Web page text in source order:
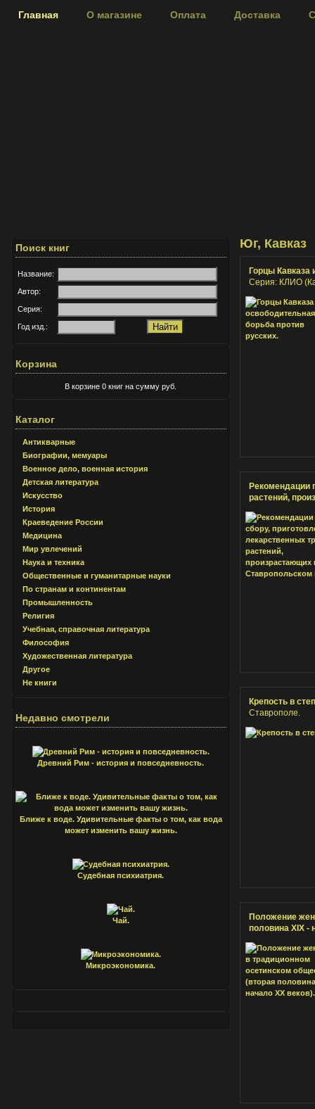
Главная О магазине Оплата Доставка
Поиск книг
Название:
Автор:
Серия:
Год изд.:
Корзина
В корзине 0 книг на сумму руб.
Каталог
Антикварные
Биографии, мемуары
Военное дело, военная история
Детская литература
Искусство
История
Краеведение России
Медицина
Мир увлечений
Наука и техника
Общественные и гуманитарные науки
По странам и континентам
Промышленность
Религия
Учебная, справочная литература
Философия
Художественная литература
Другое
Не книги
Недавно смотрели
Древний Рим - история и повседневность.
Ближе к воде. Удивительные факты о том, как вода
может изменить вашу жизнь.
Судебная психиатрия.
Чай.
Микроэкономика.
Юг, Кавказ
Горцы Кавказа
Серия: КЛИО
Рекомендации
растений,
Крепость в
Ставрополе.
Положение
половина XIX -